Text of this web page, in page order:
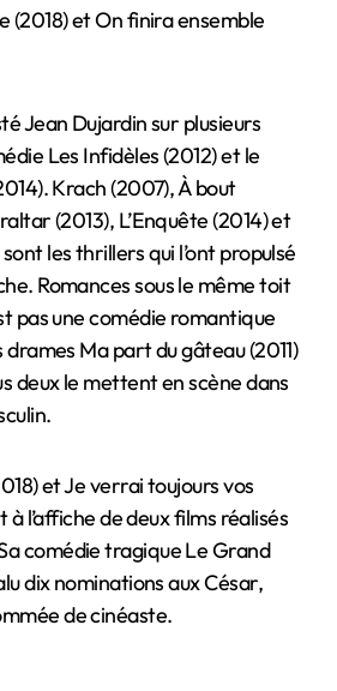
(2018) et On finira ensemble
Jean Dujardin sur plusieurs
Les Infidèles (2012) et le
Krach (2007), À bout
(2013), L’Enquête (2014) et
les thrillers qui l’ont propulsé
Romances sous le même toit
pas une comédie romantique
Ma part du gâteau (2011)
deux le mettent en scène dans
et Je verrai toujours vos
à l’affiche de deux films réalisés
comédie tragique Le Grand
dix nominations aux César,
de cinéaste.